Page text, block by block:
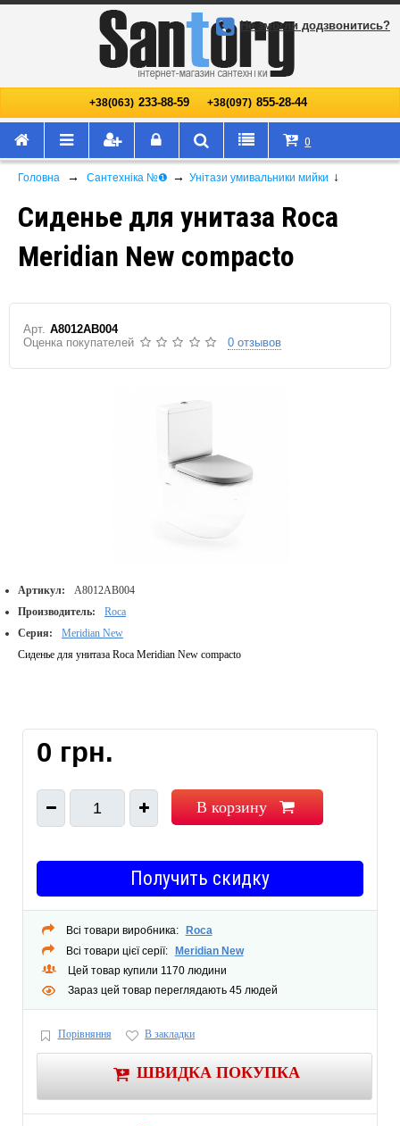
+38(063) 233-88-59 +38(097) 855-28-44
Не змогли додзвонитись?
0
Головна → Сантехніка №❶ → Унітази умивальники мийки ↓
Сиденье для унитаза Roca
Meridian New compacto
Арт. A8012AB004
Оценка покупателей
0 отзывов
Артикул:
A8012AB004
Производитель:
Roca
Серия:
Meridian New
Сиденье для унитаза Roca Meridian New compacto
0 грн.
1 В корзину
Получить скидку
Всі товари виробника:
Roca
Всі товари цієї серії:
Meridian New
Цей товар купили 1170 людини
Зараз цей товар переглядають 45 людей
Порівняння В закладки
ШВИДКА ПОКУПКА